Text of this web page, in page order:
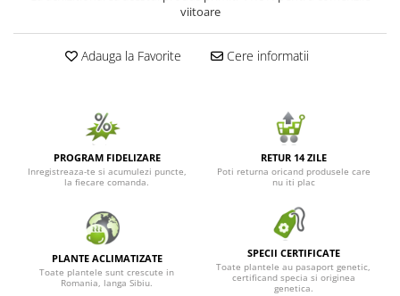
Seminte de Legume/Fructe
viitoare
Adauga la Favorite Cere informatii
PROGRAM FIDELIZARE
Inregistreaza-te si acumulezi puncte,
la fiecare comanda.
RETUR 14 ZILE
Poti returna oricand produsele care
nu iti plac
PLANTE ACLIMATIZATE
Toate plantele sunt crescute in
Romania, langa Sibiu.
SPECII CERTIFICATE
Toate plantele au pasaport genetic,
certificand specia si originea
genetica.